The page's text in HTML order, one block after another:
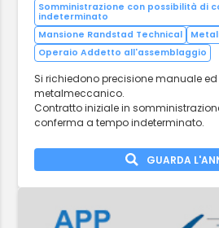
Somministrazione con possibilità di
indeterminato
Mansione Randstad Technical
Operaio Addetto all'assemblaggio
Si richiedono precisione manuale ed
metalmeccanico.
Contratto iniziale in
conferma a tempo indeterminato.
GUARDA